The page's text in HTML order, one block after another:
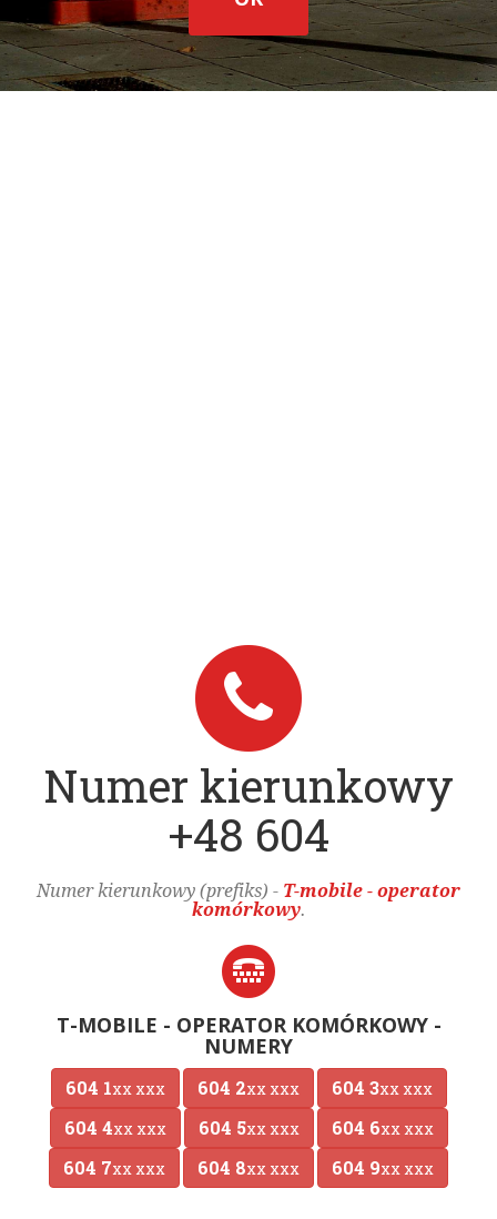
Numer kierunkowy
+48 604
Numer kierunkowy (prefiks) - T-mobile - operator
komórkowy.
T-MOBILE - OPERATOR KOMÓRKOWY -
NUMERY
604 1xx xxx 604 2xx xxx 604 3xx xxx
604 4xx xxx 604 5xx xxx 604 6xx xxx
604 7xx xxx 604 8xx xxx 604 9xx xxx